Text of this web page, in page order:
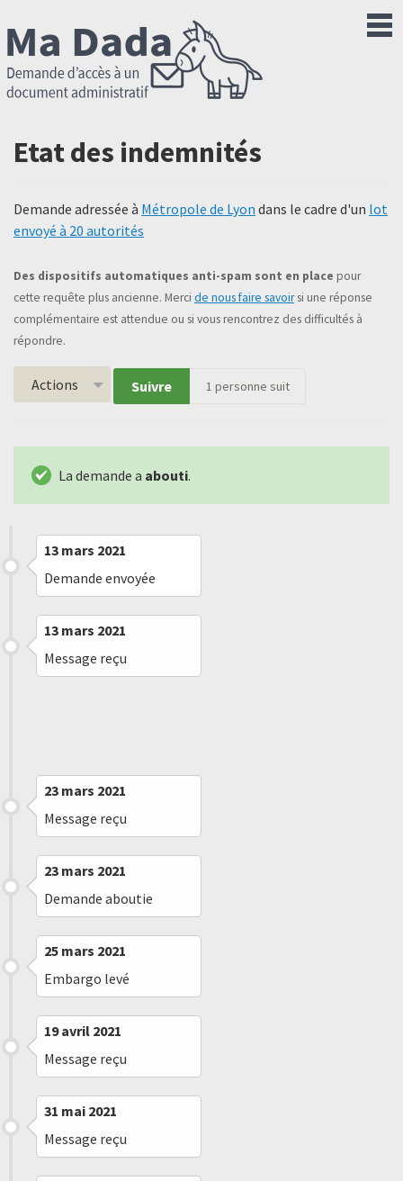
Etat des indemnités
Demande adressée à Métropole de Lyon dans le cadre d'un lot
envoyé à 20 autorités
Des dispositifs automatiques anti-spam sont en place pour
cette requête plus ancienne. Merci de nous faire savoirsi une réponse
complémentaire est attendue ou si vous rencontrez des difficultés à
répondre.
Actions Suivre 1 personne suit
La demande a abouti.
13 mars 2021
Demande envoyée
13 mars 2021
Message reçu
23 mars 2021
Message reçu
23 mars 2021
Demande aboutie
25 mars 2021
Embargo levé
19 avril 2021
Message reçu
31 mai 2021
Message reçu